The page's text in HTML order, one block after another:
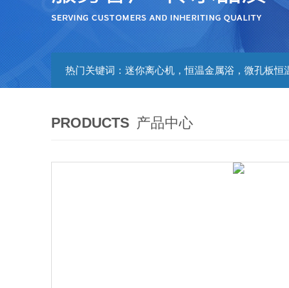
热门关键词： 迷你离心机，恒温金属浴，微孔板恒
PRODUCTS 产品中心